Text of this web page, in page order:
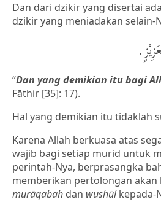
Dan dari dzikir yang disertai
dzikir yang meniadakan selain-
“Dan yang demikian itu bagi
Fāthir [35]: 17).
Hal yang demikian itu tidaklah
Karena Allah berkuasa atas
wajib bagi setiap murid untuk
perintah-Nya, berprasangka
memberikan pertolongan akan
murāqabah dan wushūlkepada-